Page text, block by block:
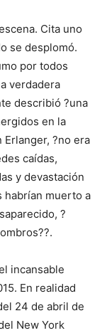
Cita uno
se desplomó.
por todos
verdadera
describió ?una
en la
Erlanger, ?no era
caídas,
y devastación
habrían muerto a
?
incansable
En realidad
24 de abril de
New York